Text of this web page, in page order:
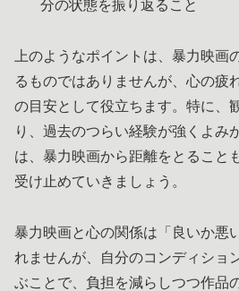
分の状態を振り返ること
上のようなポイントは、暴力映画
るものではありませんが、心の疲
の目安として役立ちます。特に、
り、過去のつらい経験が強くよみ
は、暴力映画から距離をとること
受け止めていきましょう。
暴力映画と心の関係は「良いか悪
れませんが、自分のコンディショ
ぶことで、負担を減らしつつ作品